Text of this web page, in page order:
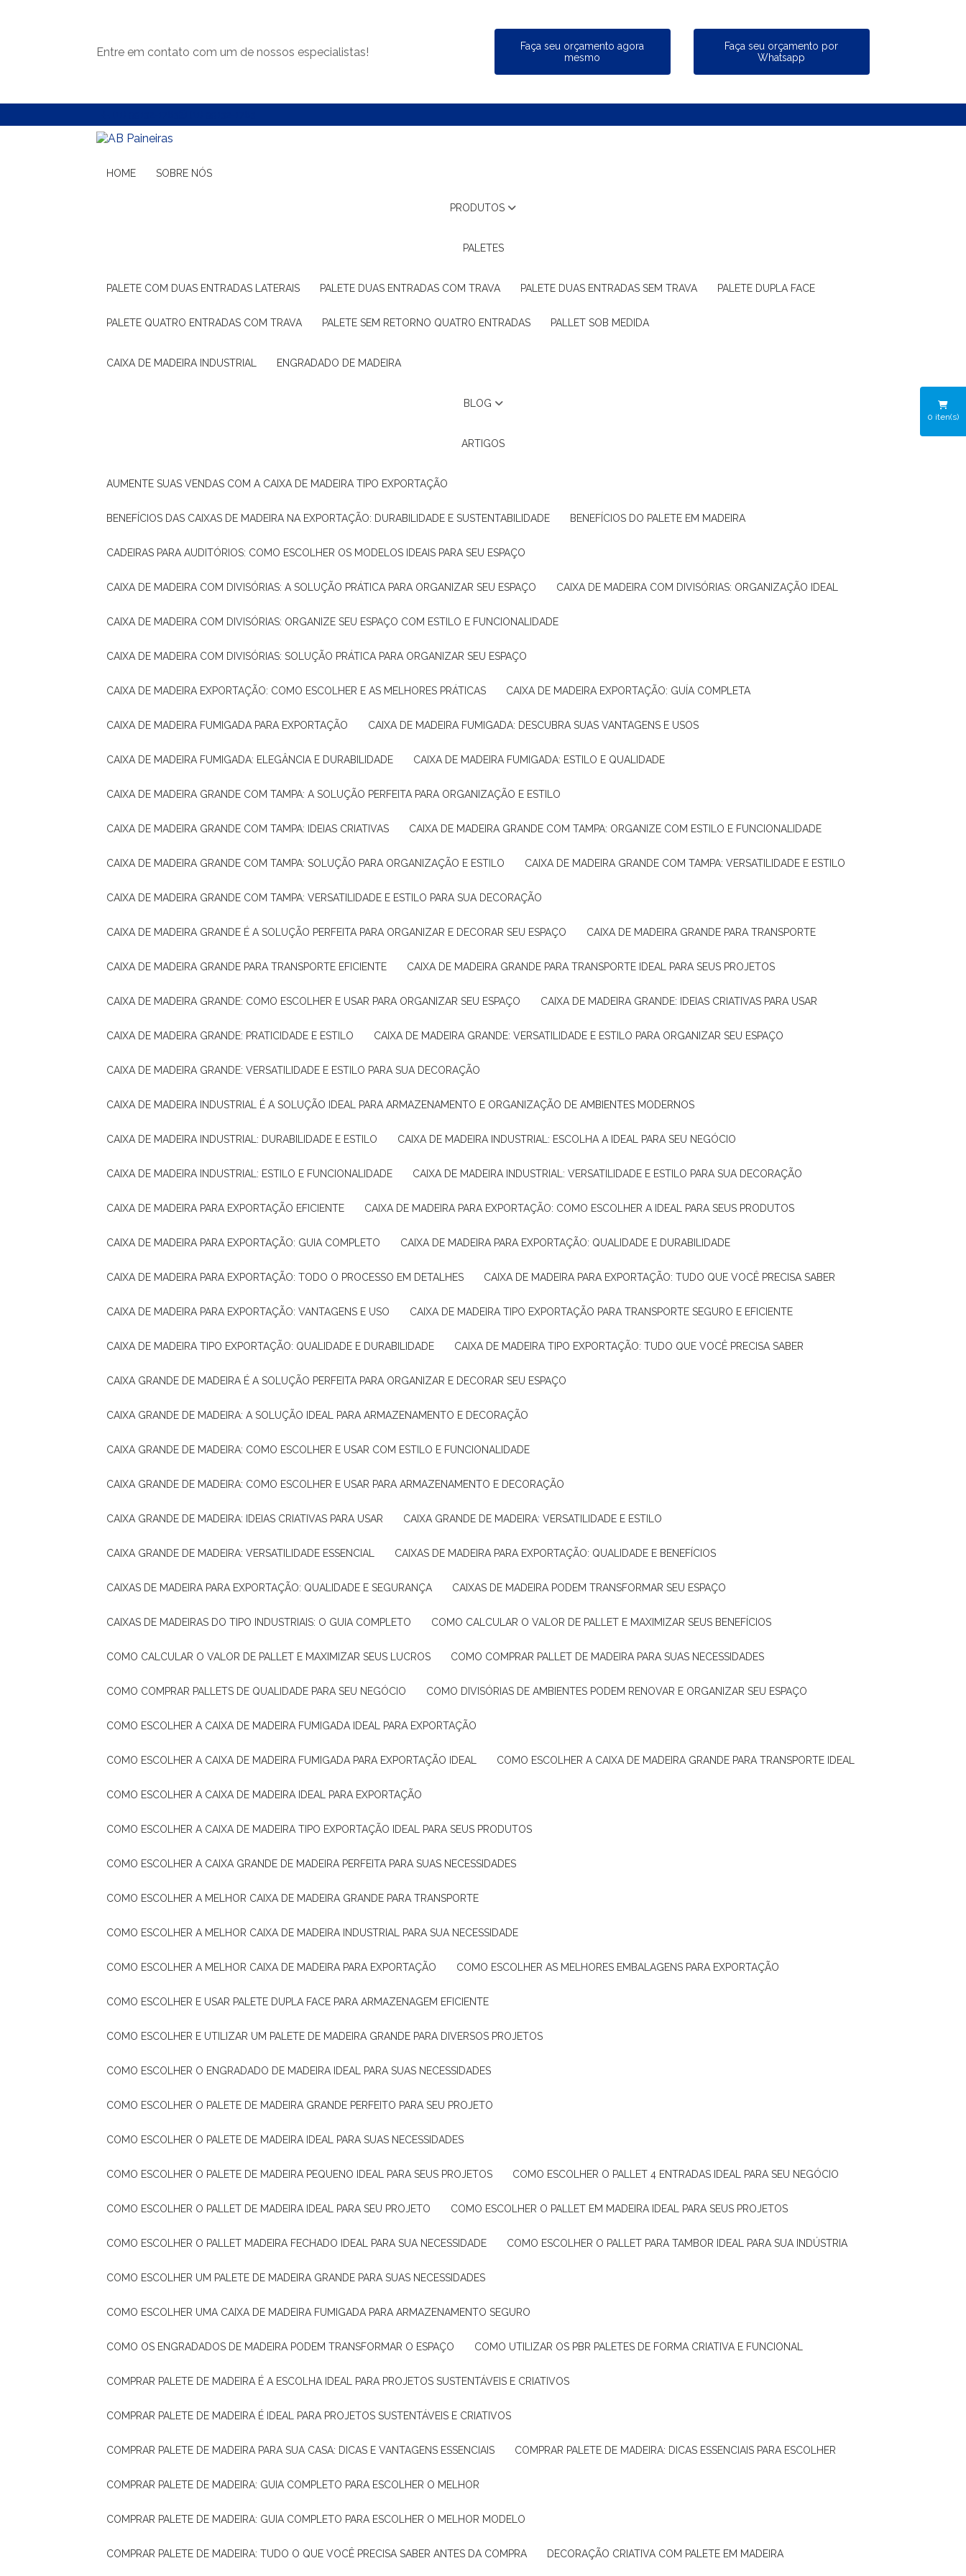
Entre em contato com um de nossos especialistas!
Faça seu orçamento agora
mesmo
Faça seu orçamento por
Whatsapp
HOME SOBRE NÓS
PRODUTOS
PALETES
PALETE COM DUAS ENTRADAS LATERAIS PALETE DUAS ENTRADAS COM TRAVA PALETE DUAS ENTRADAS SEM TRAVA PALETE DUPLA FACE
PALETE QUATRO ENTRADAS COM TRAVA PALETE SEM RETORNO QUATRO ENTRADAS PALLET SOB MEDIDA
CAIXA DE MADEIRA INDUSTRIAL ENGRADADO DE MADEIRA
BLOG
ARTIGOS
AUMENTE SUAS VENDAS COM A CAIXA DE MADEIRA TIPO EXPORTAÇÃO
BENEFÍCIOS DAS CAIXAS DE MADEIRA NA EXPORTAÇÃO: DURABILIDADE E SUSTENTABILIDADE BENEFÍCIOS DO PALETE EM MADEIRA
CADEIRAS PARA AUDITÓRIOS: COMO ESCOLHER OS MODELOS IDEAIS PARA SEU ESPAÇO
CAIXA DE MADEIRA COM DIVISÓRIAS: A SOLUÇÃO PRÁTICA PARA ORGANIZAR SEU ESPAÇO CAIXA DE MADEIRA COM DIVISÓRIAS: ORGANIZAÇÃO IDEAL
CAIXA DE MADEIRA COM DIVISÓRIAS: ORGANIZE SEU ESPAÇO COM ESTILO E FUNCIONALIDADE
CAIXA DE MADEIRA COM DIVISÓRIAS: SOLUÇÃO PRÁTICA PARA ORGANIZAR SEU ESPAÇO
CAIXA DE MADEIRA EXPORTAÇÃO: COMO ESCOLHER E AS MELHORES PRÁTICAS CAIXA DE MADEIRA EXPORTAÇÃO: GUÍA COMPLETA
CAIXA DE MADEIRA FUMIGADA PARA EXPORTAÇÃO CAIXA DE MADEIRA FUMIGADA: DESCUBRA SUAS VANTAGENS E USOS
CAIXA DE MADEIRA FUMIGADA: ELEGÂNCIA E DURABILIDADE CAIXA DE MADEIRA FUMIGADA: ESTILO E QUALIDADE
CAIXA DE MADEIRA GRANDE COM TAMPA: A SOLUÇÃO PERFEITA PARA ORGANIZAÇÃO E ESTILO
CAIXA DE MADEIRA GRANDE COM TAMPA: IDEIAS CRIATIVAS CAIXA DE MADEIRA GRANDE COM TAMPA: ORGANIZE COM ESTILO E FUNCIONALIDADE
CAIXA DE MADEIRA GRANDE COM TAMPA: SOLUÇÃO PARA ORGANIZAÇÃO E ESTILO CAIXA DE MADEIRA GRANDE COM TAMPA: VERSATILIDADE E ESTILO
CAIXA DE MADEIRA GRANDE COM TAMPA: VERSATILIDADE E ESTILO PARA SUA DECORAÇÃO
CAIXA DE MADEIRA GRANDE É A SOLUÇÃO PERFEITA PARA ORGANIZAR E DECORAR SEU ESPAÇO CAIXA DE MADEIRA GRANDE PARA TRANSPORTE
CAIXA DE MADEIRA GRANDE PARA TRANSPORTE EFICIENTE CAIXA DE MADEIRA GRANDE PARA TRANSPORTE IDEAL PARA SEUS PROJETOS
CAIXA DE MADEIRA GRANDE: COMO ESCOLHER E USAR PARA ORGANIZAR SEU ESPAÇO CAIXA DE MADEIRA GRANDE: IDEIAS CRIATIVAS PARA USAR
CAIXA DE MADEIRA GRANDE: PRATICIDADE E ESTILO CAIXA DE MADEIRA GRANDE: VERSATILIDADE E ESTILO PARA ORGANIZAR SEU ESPAÇO
CAIXA DE MADEIRA GRANDE: VERSATILIDADE E ESTILO PARA SUA DECORAÇÃO
CAIXA DE MADEIRA INDUSTRIAL É A SOLUÇÃO IDEAL PARA ARMAZENAMENTO E ORGANIZAÇÃO DE AMBIENTES MODERNOS
CAIXA DE MADEIRA INDUSTRIAL: DURABILIDADE E ESTILO CAIXA DE MADEIRA INDUSTRIAL: ESCOLHA A IDEAL PARA SEU NEGÓCIO
CAIXA DE MADEIRA INDUSTRIAL: ESTILO E FUNCIONALIDADE CAIXA DE MADEIRA INDUSTRIAL: VERSATILIDADE E ESTILO PARA SUA DECORAÇÃO
CAIXA DE MADEIRA PARA EXPORTAÇÃO EFICIENTE CAIXA DE MADEIRA PARA EXPORTAÇÃO: COMO ESCOLHER A IDEAL PARA SEUS PRODUTOS
CAIXA DE MADEIRA PARA EXPORTAÇÃO: GUIA COMPLETO CAIXA DE MADEIRA PARA EXPORTAÇÃO: QUALIDADE E DURABILIDADE
CAIXA DE MADEIRA PARA EXPORTAÇÃO: TODO O PROCESSO EM DETALHES CAIXA DE MADEIRA PARA EXPORTAÇÃO: TUDO QUE VOCÊ PRECISA SABER
CAIXA DE MADEIRA PARA EXPORTAÇÃO: VANTAGENS E USO CAIXA DE MADEIRA TIPO EXPORTAÇÃO PARA TRANSPORTE SEGURO E EFICIENTE
CAIXA DE MADEIRA TIPO EXPORTAÇÃO: QUALIDADE E DURABILIDADE CAIXA DE MADEIRA TIPO EXPORTAÇÃO: TUDO QUE VOCÊ PRECISA SABER
CAIXA GRANDE DE MADEIRA É A SOLUÇÃO PERFEITA PARA ORGANIZAR E DECORAR SEU ESPAÇO
CAIXA GRANDE DE MADEIRA: A SOLUÇÃO IDEAL PARA ARMAZENAMENTO E DECORAÇÃO
CAIXA GRANDE DE MADEIRA: COMO ESCOLHER E USAR COM ESTILO E FUNCIONALIDADE
CAIXA GRANDE DE MADEIRA: COMO ESCOLHER E USAR PARA ARMAZENAMENTO E DECORAÇÃO
CAIXA GRANDE DE MADEIRA: IDEIAS CRIATIVAS PARA USAR CAIXA GRANDE DE MADEIRA: VERSATILIDADE E ESTILO
CAIXA GRANDE DE MADEIRA: VERSATILIDADE ESSENCIAL CAIXAS DE MADEIRA PARA EXPORTAÇÃO: QUALIDADE E BENEFÍCIOS
CAIXAS DE MADEIRA PARA EXPORTAÇÃO: QUALIDADE E SEGURANÇA CAIXAS DE MADEIRA PODEM TRANSFORMAR SEU ESPAÇO
CAIXAS DE MADEIRAS DO TIPO INDUSTRIAIS: O GUIA COMPLETO COMO CALCULAR O VALOR DE PALLET E MAXIMIZAR SEUS BENEFÍCIOS
COMO CALCULAR O VALOR DE PALLET E MAXIMIZAR SEUS LUCROS COMO COMPRAR PALLET DE MADEIRA PARA SUAS NECESSIDADES
COMO COMPRAR PALLETS DE QUALIDADE PARA SEU NEGÓCIO COMO DIVISÓRIAS DE AMBIENTES PODEM RENOVAR E ORGANIZAR SEU ESPAÇO
COMO ESCOLHER A CAIXA DE MADEIRA FUMIGADA IDEAL PARA EXPORTAÇÃO
COMO ESCOLHER A CAIXA DE MADEIRA FUMIGADA PARA EXPORTAÇÃO IDEAL COMO ESCOLHER A CAIXA DE MADEIRA GRANDE PARA TRANSPORTE IDEAL
COMO ESCOLHER A CAIXA DE MADEIRA IDEAL PARA EXPORTAÇÃO
COMO ESCOLHER A CAIXA DE MADEIRA TIPO EXPORTAÇÃO IDEAL PARA SEUS PRODUTOS
COMO ESCOLHER A CAIXA GRANDE DE MADEIRA PERFEITA PARA SUAS NECESSIDADES
COMO ESCOLHER A MELHOR CAIXA DE MADEIRA GRANDE PARA TRANSPORTE
COMO ESCOLHER A MELHOR CAIXA DE MADEIRA INDUSTRIAL PARA SUA NECESSIDADE
COMO ESCOLHER A MELHOR CAIXA DE MADEIRA PARA EXPORTAÇÃO COMO ESCOLHER AS MELHORES EMBALAGENS PARA EXPORTAÇÃO
COMO ESCOLHER E USAR PALETE DUPLA FACE PARA ARMAZENAGEM EFICIENTE
COMO ESCOLHER E UTILIZAR UM PALETE DE MADEIRA GRANDE PARA DIVERSOS PROJETOS
COMO ESCOLHER O ENGRADADO DE MADEIRA IDEAL PARA SUAS NECESSIDADES
COMO ESCOLHER O PALETE DE MADEIRA GRANDE PERFEITO PARA SEU PROJETO
COMO ESCOLHER O PALETE DE MADEIRA IDEAL PARA SUAS NECESSIDADES
COMO ESCOLHER O PALETE DE MADEIRA PEQUENO IDEAL PARA SEUS PROJETOS COMO ESCOLHER O PALLET 4 ENTRADAS IDEAL PARA SEU NEGÓCIO
COMO ESCOLHER O PALLET DE MADEIRA IDEAL PARA SEU PROJETO COMO ESCOLHER O PALLET EM MADEIRA IDEAL PARA SEUS PROJETOS
COMO ESCOLHER O PALLET MADEIRA FECHADO IDEAL PARA SUA NECESSIDADE COMO ESCOLHER O PALLET PARA TAMBOR IDEAL PARA SUA INDÚSTRIA
COMO ESCOLHER UM PALETE DE MADEIRA GRANDE PARA SUAS NECESSIDADES
COMO ESCOLHER UMA CAIXA DE MADEIRA FUMIGADA PARA ARMAZENAMENTO SEGURO
COMO OS ENGRADADOS DE MADEIRA PODEM TRANSFORMAR O ESPAÇO COMO UTILIZAR OS PBR PALETES DE FORMA CRIATIVA E FUNCIONAL
COMPRAR PALETE DE MADEIRA É A ESCOLHA IDEAL PARA PROJETOS SUSTENTÁVEIS E CRIATIVOS
COMPRAR PALETE DE MADEIRA É IDEAL PARA PROJETOS SUSTENTÁVEIS E CRIATIVOS
COMPRAR PALETE DE MADEIRA PARA SUA CASA: DICAS E VANTAGENS ESSENCIAIS COMPRAR PALETE DE MADEIRA: DICAS ESSENCIAIS PARA ESCOLHER
COMPRAR PALETE DE MADEIRA: GUIA COMPLETO PARA ESCOLHER O MELHOR
COMPRAR PALETE DE MADEIRA: GUIA COMPLETO PARA ESCOLHER O MELHOR MODELO
COMPRAR PALETE DE MADEIRA: TUDO O QUE VOCÊ PRECISA SABER ANTES DA COMPRA DECORAÇÃO CRIATIVA COM PALETE EM MADEIRA
0 iten(s)